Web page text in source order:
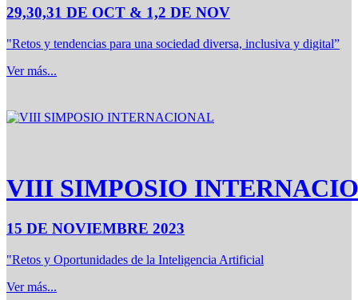
29,30,31 DE OCT & 1,2 DE NOV
"Retos y tendencias para una sociedad diversa, inclusiva y digital”
Ver más...
VIII SIMPOSIO
15 DE NOVIEMBRE 2023
"Retos y Oportunidades de la Inteligencia Artificial
Ver más...